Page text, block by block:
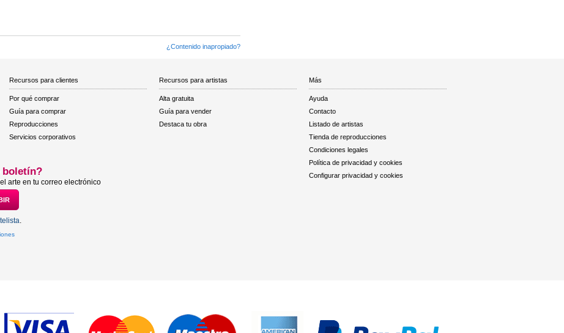
¿Contenido inapropiado?
Recursos para clientes
Por qué comprar
Guía para comprar
Reproducciones
Servicios corporativos
Recursos para artistas
Alta gratuita
Guía para vender
Destaca tu obra
Más
Ayuda
Contacto
Listado de artistas
Tienda de reproducciones
Condiciones legales
Política de privacidad y cookies
Configurar privacidad y cookies
boletín?
arte en tu correo electrónico